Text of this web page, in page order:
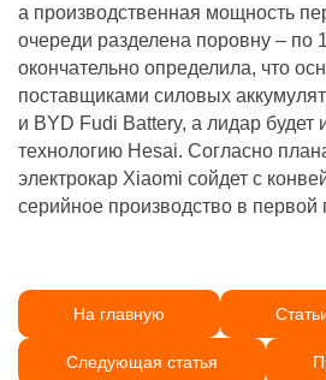
а производственная мощность
очереди разделена поровну – по
окончательно определила, что
поставщиками силовых
и BYD Fudi Battery, а лидар будет
технологию Hesai. Согласно
электрокар Xiaomi сойдет с
серийное производство в первой
На главную
Следующая статья